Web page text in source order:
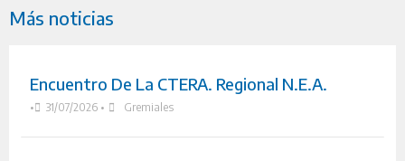
Más noticias
Encuentro De La CTERA. Regional N.E.A.
• 31/07/2026 • Gremiales